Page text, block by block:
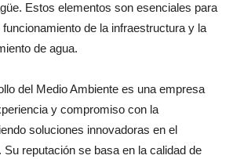
Estos elementos son esenciales para
de la infraestructura y la
de agua.
del Medio Ambiente es una empresa
y compromiso con la
soluciones innovadoras en el
Su reputación se basa en la calidad de